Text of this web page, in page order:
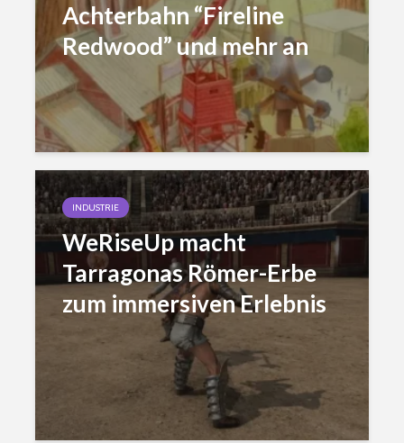
Achterbahn “Fireline
Redwood” und mehr an
INDUSTRIE
WeRiseUp macht
Tarragonas Römer-Erbe
zum immersiven Erlebnis